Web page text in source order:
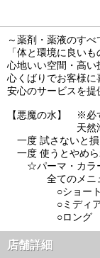
～薬剤・薬液のすべ
「体と環境に良い
心地いい空間・高い
心くばりでお客様に
安心のサービスを提
【悪魔の水】 ※必
天然海洋深
一度 試さないと損
一度 使うとやめら
☆パーマ・カラー
全てのメニュー
○ショート
○ミディアム
○ロング
店舗詳細